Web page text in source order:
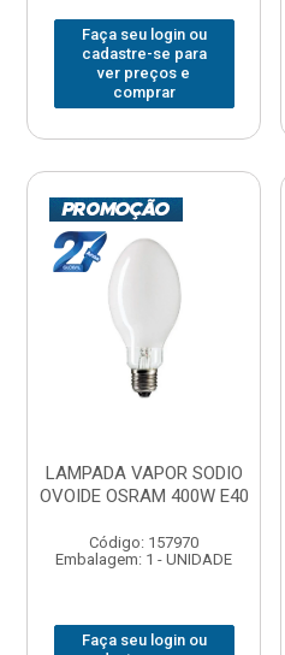
Faça seu login ou
cadastre-se para
ver preços e
comprar
LAMPADA VAPOR SODIO
OVOIDE OSRAM 400W E40
Código: 157970
Embalagem: 1 - UNIDADE
Faça seu login ou